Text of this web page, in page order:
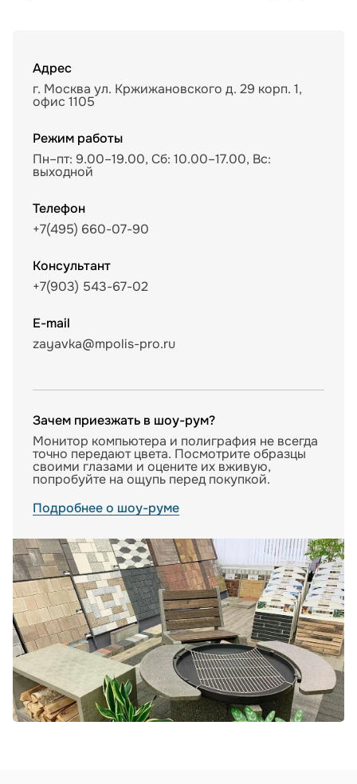
Адрес
г. Москва ул. Кржижановского д. 29 корп. 1,
офис 1105
Режим работы
Пн–пт: 9.00–19.00, Сб: 10.00–17.00, Вс:
выходной
Телефон
+7(495) 660-07-90
Консультант
+7(903) 543-67-02
E-mail
zayavka@mpolis-pro.ru
Зачем приезжать в шоу-рум?
Монитор компьютера и полиграфия не всегда
точно передают цвета. Посмотрите образцы
своими глазами и оцените их вживую,
попробуйте на ощупь перед покупкой.
Подробнее о шоу-руме